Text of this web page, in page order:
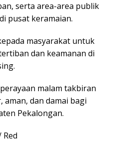
serta area-area publik
pusat keramaian.
masyarakat untuk
dan keamanan di
malam takbiran
aman, dan damai bagi
Pekalongan.